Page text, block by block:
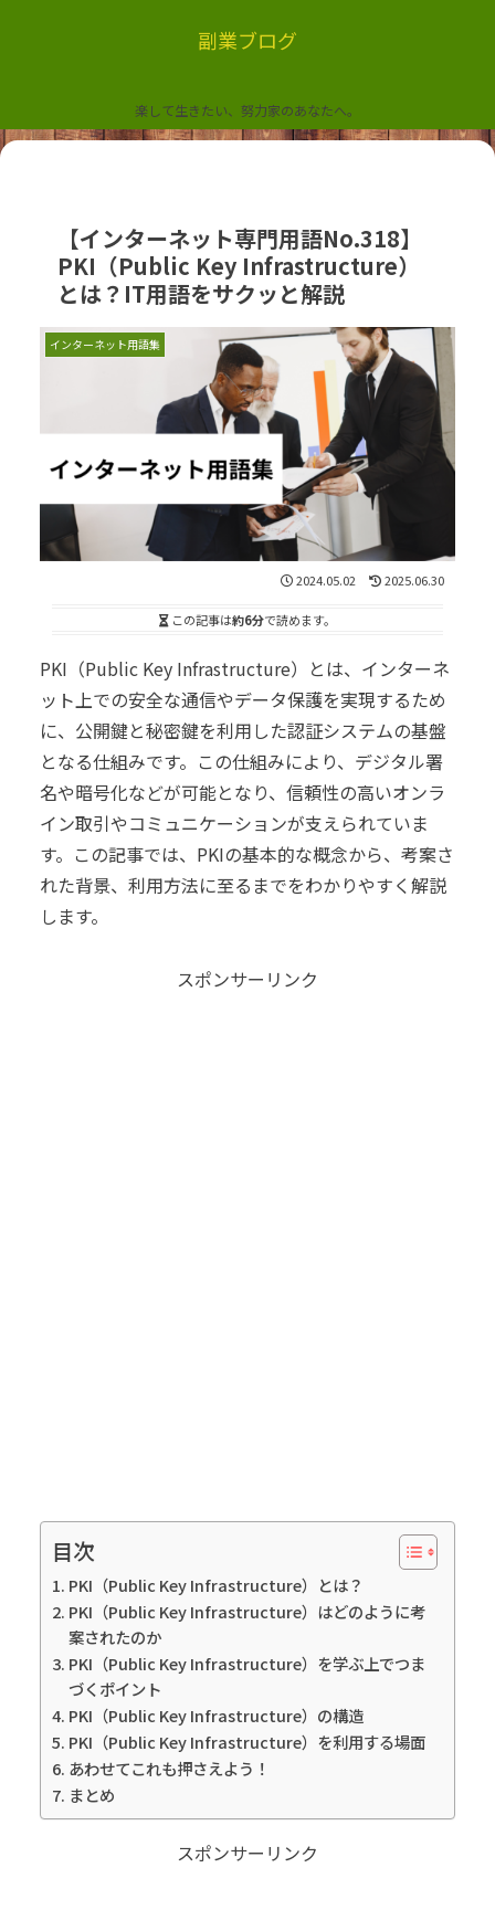
副業ブログ
楽して生きたい、努力家のあなたへ。
【インターネット専門用語No.318】
PKI（Public Key Infrastructure）
とは？IT用語をサクッと解説
インターネット用語集
2024.05.02 2025.06.30
この記事は約6分で読めます。
PKI（Public Key Infrastructure）とは、インターネ
ット上での安全な通信やデータ保護を実現するため
に、公開鍵と秘密鍵を利用した認証システムの基盤
となる仕組みです。この仕組みにより、デジタル署
名や暗号化などが可能となり、信頼性の高いオンラ
イン取引やコミュニケーションが支えられていま
す。この記事では、PKIの基本的な概念から、考案さ
れた背景、利用方法に至るまでをわかりやすく解説
します。
スポンサーリンク
目次
PKI（Public Key Infrastructure）とは？
PKI（Public Key Infrastructure）はどのように考
案されたのか
PKI（Public Key Infrastructure）を学ぶ上でつま
づくポイント
PKI（Public Key Infrastructure）の構造
PKI（Public Key Infrastructure）を利用する場面
あわせてこれも押さえよう！
まとめ
スポンサーリンク